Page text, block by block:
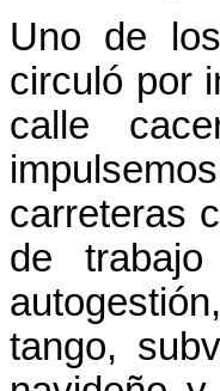
Uno de
circuló por
calle
carreteras
de
tango,